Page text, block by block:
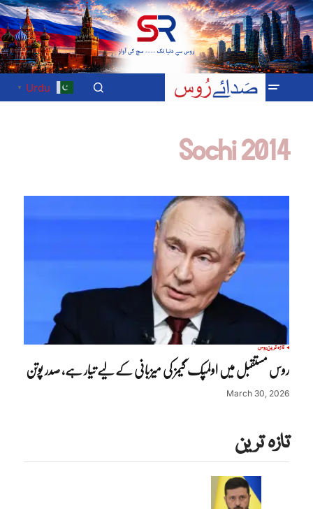
Urdu
▼
Sochi 2014
تازہ ترینروس
روس مستقبل میں اولمپک گیمز کی میزبانی کے لیے تیار ہے، صدر پوتن
March 30, 2026
تازہ ترین